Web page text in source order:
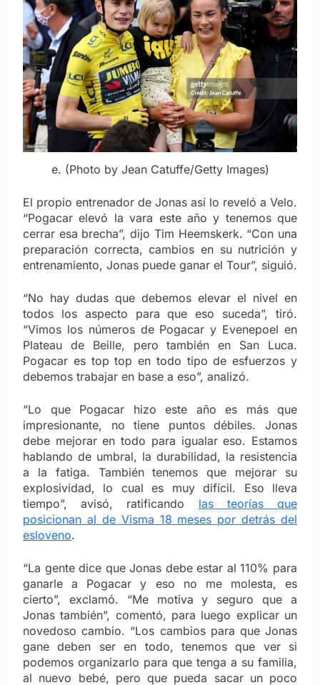
e. (Photo by Jean Catuffe/Getty Images)
El propio entrenador de Jonas así lo reveló a Velo.
“Pogacar elevó la vara este año y tenemos que
cerrar esa brecha”, dijo Tim Heemskerk. “Con una
preparación correcta, cambios en su nutrición y
entrenamiento, Jonas puede ganar el Tour”, siguió.
“No hay dudas que debemos elevar el nivel en
todos los aspecto para que eso suceda”, tiró.
“Vimos los números de Pogacar y Evenepoel en
Plateau de Beille, pero también en San Luca.
Pogacar es top top en todo tipo de esfuerzos y
debemos trabajar en base a eso”, analizó.
“Lo que Pogacar hizo este año es más que
impresionante, no tiene puntos débiles. Jonas
debe mejorar en todo para igualar eso. Estamos
hablando de umbral, la durabilidad, la resistencia
a la fatiga. También tenemos que mejorar su
explosividad, lo cual es muy difícil. Eso lleva
tiempo”, avisó, ratificando las teorías que
posicionan al de Visma 18 meses por detrás del
esloveno.
“La gente dice que Jonas debe estar al 110% para
ganarle a Pogacar y eso no me molesta, es
cierto”, exclamó. “Me motiva y seguro que a
Jonas también”, comentó, para luego explicar un
novedoso cambio. “Los cambios para que Jonas
gane deben ser en todo, tenemos que ver si
podemos organizarlo para que tenga a su familia,
al nuevo bebé, pero que pueda sacar un poco